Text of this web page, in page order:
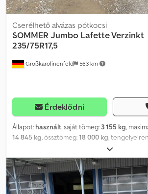
Großkarolinenfeld 563 km
Cserélhető alvázas pótkocsi
SOMMER Jumbo Lafette Verzinkt
235/75R17,5
Érdeklődni
Állapot: használt, saját tömeg: 3 155 kg,
14 845 kg, össztömeg:18 000 kg,
04/2014
09/2026, raktér hossza:7 820 mm,
méret:235/75R17,5 , maximális sebesség:210
ABS, NÉMET KERESKEDŐ kínálja: Jumbo
Horganyzott 235/75R17,5 Ikerkerekek BPW